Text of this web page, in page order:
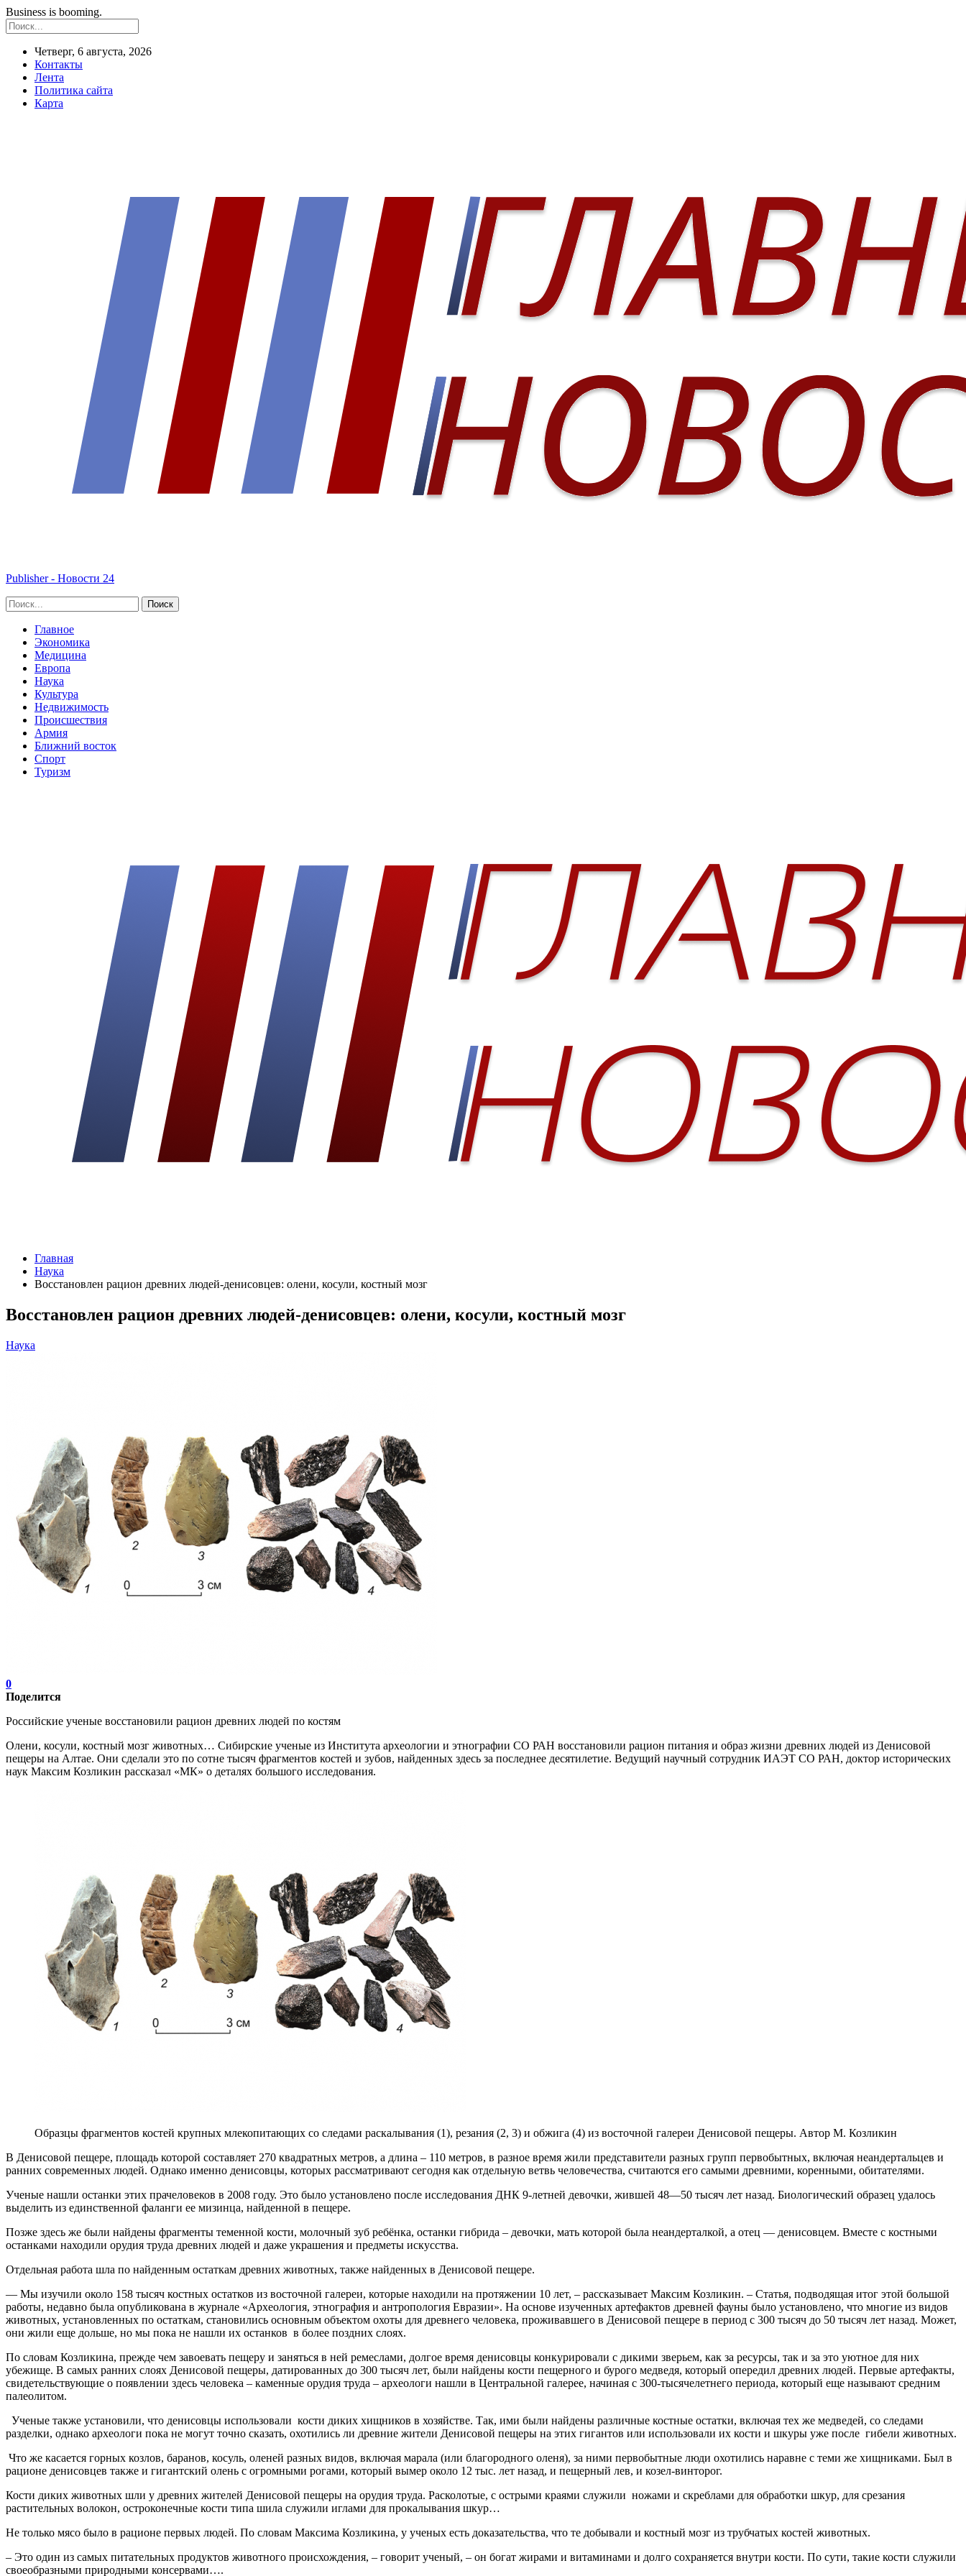
Business is booming.
Четверг, 6 августа, 2026
Контакты
Лента
Политика сайта
Карта
Publisher - Новости 24
Главное
Экономика
Медицина
Европа
Наука
Культура
Недвижимость
Происшествия
Армия
Ближний восток
Спорт
Туризм
Главная
Наука
Восстановлен рацион древних людей-денисовцев: олени, косули, костный мозг
Восстановлен рацион древних людей-денисовцев: олени, косули, костный мозг
Наука
0
Поделится
Российские ученые восстановили рацион древних людей по костям
Олени, косули, костный мозг животных… Сибирские ученые из Института археологии и этнографии СО РАН восстановили рацион питания и образ жизни древних людей из Денисовой
пещеры на Алтае. Они сделали это по сотне тысяч фрагментов костей и зубов, найденных здесь за последнее десятилетие. Ведущий научный сотрудник ИАЭТ СО РАН, доктор исторических
наук Максим Козликин рассказал «МК» о деталях большого исследования.
Образцы фрагментов костей крупных млекопитающих со следами раскалывания (1), резания (2, 3) и обжига (4) из восточной галереи Денисовой пещеры. Автор М. Козликин
В Денисовой пещере, площадь которой составляет 270 квадратных метров, а длина – 110 метров, в разное время жили представители разных групп первобытных, включая неандертальцев и
ранних современных людей. Однако именно денисовцы, которых рассматривают сегодня как отдельную ветвь человечества, считаются его самыми древними, коренными, обитателями.
Ученые нашли останки этих прачеловеков в 2008 году. Это было установлено после исследования ДНК 9-летней девочки, жившей 48—50 тысяч лет назад. Биологический образец удалось
выделить из единственной фаланги ее мизинца, найденной в пещере.
Позже здесь же были найдены фрагменты теменной кости, молочный зуб ребёнка, останки гибрида – девочки, мать которой была неандерталкой, а отец — денисовцем. Вместе с костными
останками находили орудия труда древних людей и даже украшения и предметы искусства.
Отдельная работа шла по найденным остаткам древних животных, также найденных в Денисовой пещере.
— Мы изучили около 158 тысяч костных остатков из восточной галереи, которые находили на протяжении 10 лет, – рассказывает Максим Козликин. – Статья, подводящая итог этой большой
работы, недавно была опубликована в журнале «Археология, этнография и антропология Евразии». На основе изученных артефактов древней фауны было установлено, что многие из видов
животных, установленных по остаткам, становились основным объектом охоты для древнего человека, проживавшего в Денисовой пещере в период с 300 тысяч до 50 тысяч лет назад. Может,
они жили еще дольше, но мы пока не нашли их останков в более поздних слоях.
По словам Козликина, прежде чем завоевать пещеру и заняться в ней ремеслами, долгое время денисовцы конкурировали с дикими зверьем, как за ресурсы, так и за это уютное для них
убежище. В самых ранних слоях Денисовой пещеры, датированных до 300 тысяч лет, были найдены кости пещерного и бурого медведя, который опередил древних людей. Первые артефакты,
свидетельствующие о появлении здесь человека – каменные орудия труда – археологи нашли в Центральной галерее, начиная с 300-тысячелетнего периода, который еще называют средним
палеолитом.
Ученые также установили, что денисовцы использовали кости диких хищников в хозяйстве. Так, ими были найдены различные костные остатки, включая тех же медведей, со следами
разделки, однако археологи пока не могут точно сказать, охотились ли древние жители Денисовой пещеры на этих гигантов или использовали их кости и шкуры уже после гибели животных.
Что же касается горных козлов, баранов, косуль, оленей разных видов, включая марала (или благородного оленя), за ними первобытные люди охотились наравне с теми же хищниками. Был в
рационе денисовцев также и гигантский олень с огромными рогами, который вымер около 12 тыс. лет назад, и пещерный лев, и козел-винторог.
Кости диких животных шли у древних жителей Денисовой пещеры на орудия труда. Расколотые, с острыми краями служили ножами и скреблами для обработки шкур, для срезания
растительных волокон, остроконечные кости типа шила служили иглами для прокалывания шкур…
Не только мясо было в рационе первых людей. По словам Максима Козликина, у ученых есть доказательства, что те добывали и костный мозг из трубчатых костей животных.
– Это один из самых питательных продуктов животного происхождения, – говорит ученый, – он богат жирами и витаминами и долго сохраняется внутри кости. По сути, такие кости служили
своеобразными природными консервами….